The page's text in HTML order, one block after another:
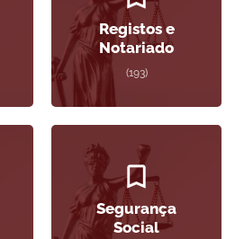
Registos e
Notariado
(193)
Segurança
Social